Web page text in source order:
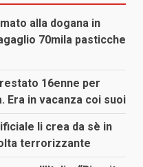
alla dogana in
70mila pasticche
16enne per
Era in vacanza coi suoi
li crea da sè in
terrorizzante